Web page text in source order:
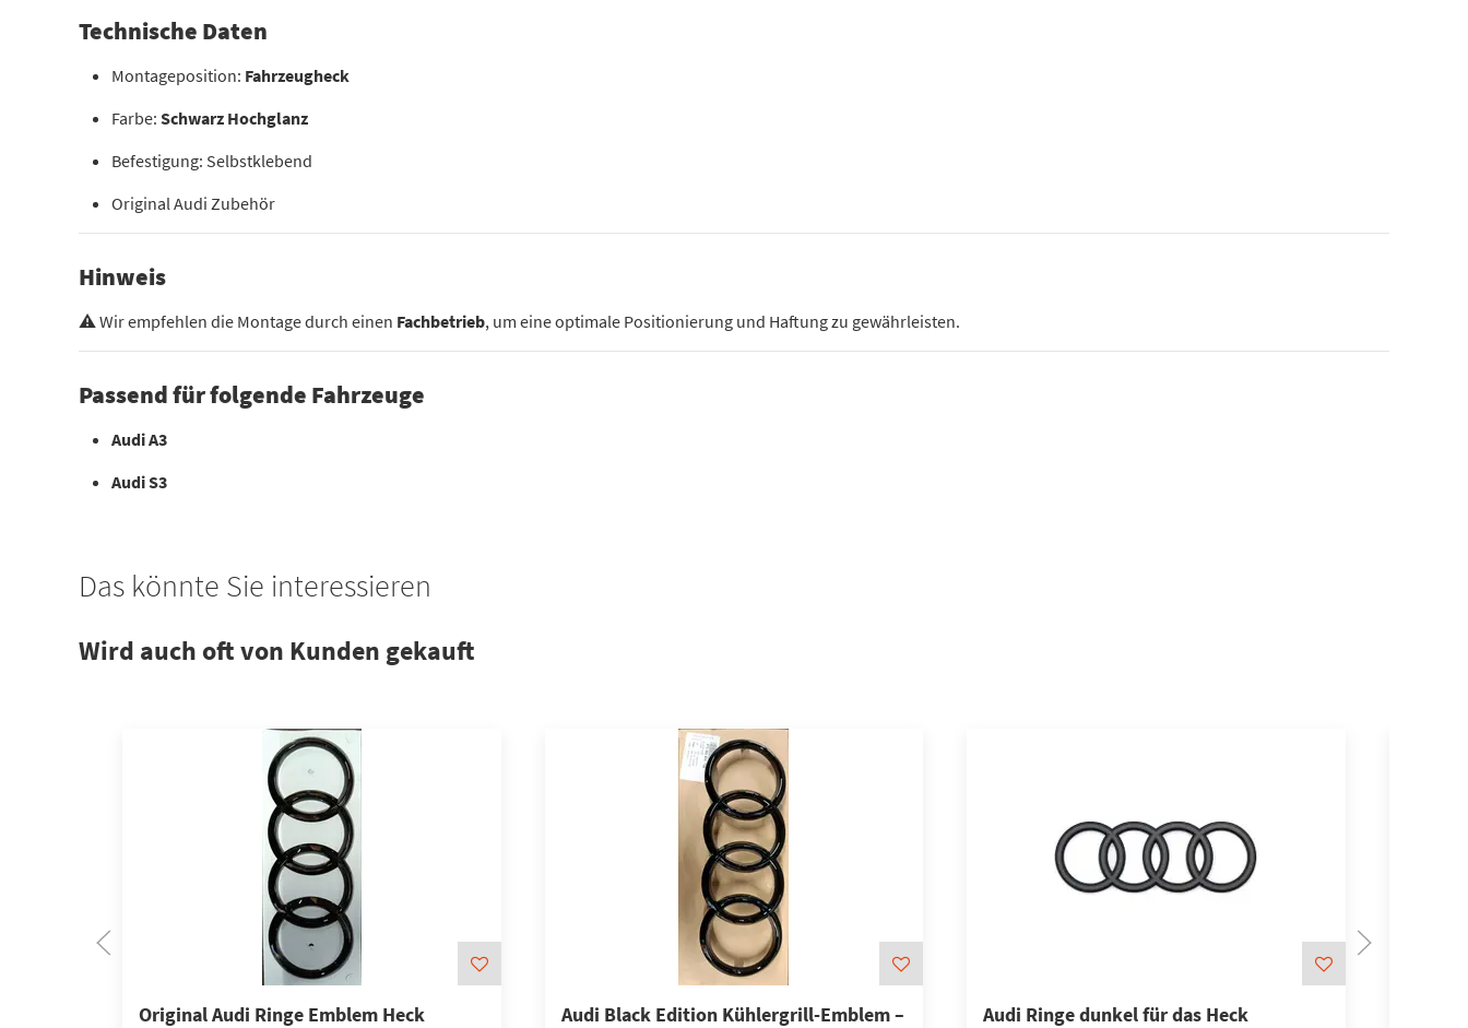
Technische Daten
Montageposition: Fahrzeugheck
Farbe: Schwarz Hochglanz
Befestigung: Selbstklebend
Original Audi Zubehör
Hinweis
⚠️ Wir empfehlen die Montage durch einen Fachbetrieb, um eine optimale Positionierung und Haftung zu gewährleisten.
Passend für folgende Fahrzeuge
Audi A3
Audi S3
Das könnte Sie interessieren
Wird auch oft von Kunden gekauft
Original Audi Ringe Emblem Heck
Audi Black Edition Kühlergrill-Emblem –
Audi Ringe dunkel für das Heck